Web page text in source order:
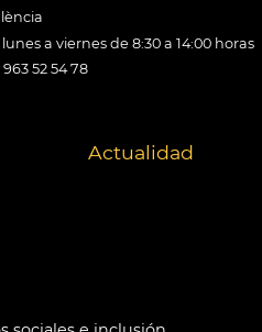
a viernes de 8:30 a 14:00 horas
52 54 78
Actualidad